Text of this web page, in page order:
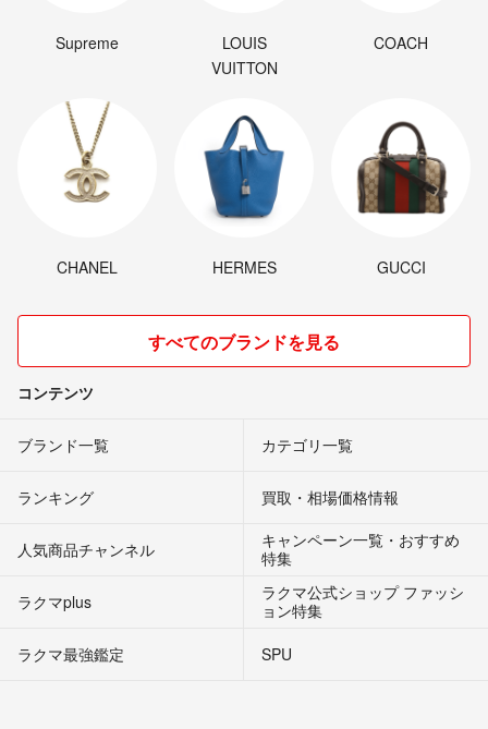
Supreme
LOUIS
VUITTON
COACH
CHANEL HERMES GUCCI
すべてのブランドを見る
コンテンツ
ブランド一覧 カテゴリ一覧
ランキング 買取・相場価格情報
人気商品チャンネル
キャンペーン一覧・おすすめ
特集
ラクマplus
ラクマ公式ショップ ファッシ
ョン特集
ラクマ最強鑑定
SPU